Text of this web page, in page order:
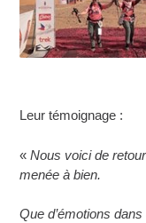
Leur témoignage :
«Nous voici de
menée à bien.
Que d’émotions